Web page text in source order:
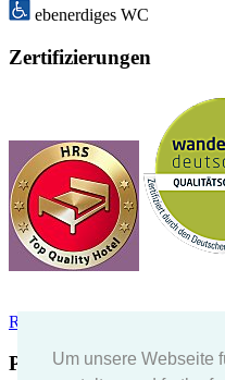
Um unsere Webseite
ebenerdiges WC
Zertifizierungen
Restaurant Guru 2022
Partner